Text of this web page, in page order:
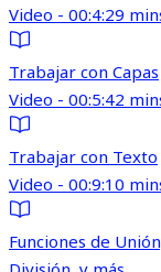
Video - 00:4:29
Trabajar con Capas
Video - 00:5:42
Trabajar con Texto
Video - 00:9:10
Funciones de